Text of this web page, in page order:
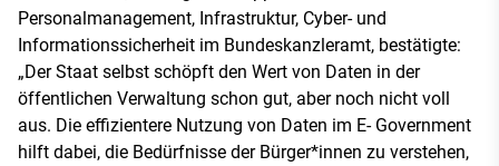
Personalmanagement, Infrastruktur, Cyber- und
Informationssicherheit im Bundeskanzleramt, bestätigte:
„Der Staat selbst schöpft den Wert von Daten in der
öffentlichen Verwaltung schon gut, aber noch nicht voll
aus. Die effizientere Nutzung von Daten im E- Government
hilft dabei, die Bedürfnisse der Bürger*innen zu verstehen,